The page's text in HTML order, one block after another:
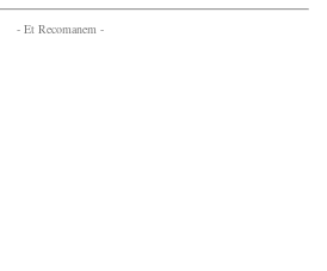
- Et Recomanem -